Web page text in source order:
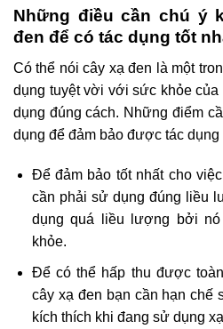
Những điều cần chú ý
đen để có tác dụng tốt
Có thể nói cây xạ đen là một
dụng tuyệt vời với sức khỏe
dụng đúng cách. Những điểm
dụng để đảm bảo được tác dụng
Để đảm bảo tốt nhất cho
cần phải sử dụng đúng liều
dụng quá liều lượng bởi
khỏe.
Để có thể hấp thu được
cây xạ đen bạn cần hạn chế
kích thích khi đang sử dụng